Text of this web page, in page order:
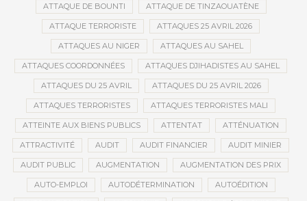
ATTAQUE DE BOUNTI ATTAQUE DE TINZAOUATÈNE
ATTAQUE TERRORISTE ATTAQUES 25 AVRIL 2026
ATTAQUES AU NIGER ATTAQUES AU SAHEL
ATTAQUES COORDONNÉES ATTAQUES DJIHADISTES AU SAHEL
ATTAQUES DU 25 AVRIL ATTAQUES DU 25 AVRIL 2026
ATTAQUES TERRORISTES ATTAQUES TERRORISTES MALI
ATTEINTE AUX BIENS PUBLICS ATTENTAT ATTÉNUATION
ATTRACTIVITÉ AUDIT AUDIT FINANCIER AUDIT MINIER
AUDIT PUBLIC AUGMENTATION AUGMENTATION DES PRIX
AUTO-EMPLOI AUTODÉTERMINATION AUTOÉDITION